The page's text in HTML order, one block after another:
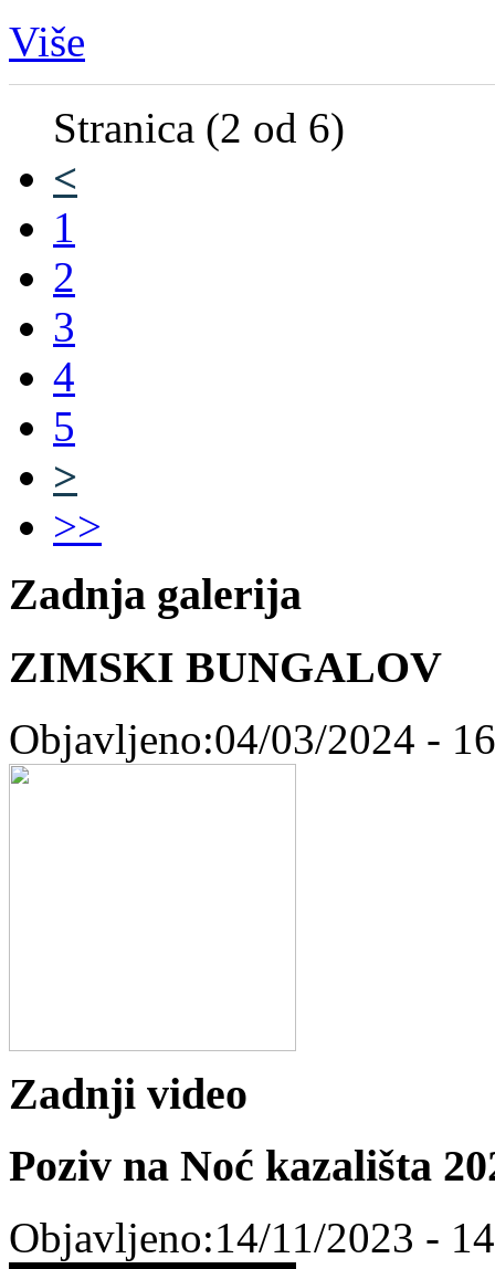
Više
Stranica (2 od 6)
<
1
2
3
4
5
>
>>
Zadnja galerija
ZIMSKI BUNGALOV
Objavljeno:04/03/2024 -
Zadnji video
Poziv na Noć kazališta
Objavljeno:14/11/2023 -